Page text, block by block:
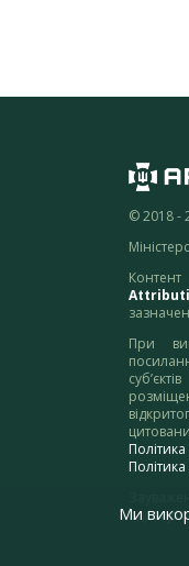
© 2018 -
При
адресу:
Ми